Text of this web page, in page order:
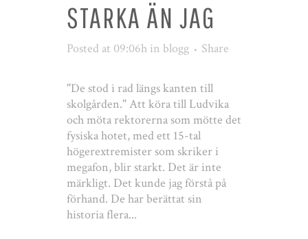
STARKA ÄN JAG
Posted at 09:06h in blogg Share
"De stod i rad längs kanten till
skolgården." Att köra till Ludvika
och möta rektorerna som mötte det
fysiska hotet, med ett 15-tal
högerextremister som skriker i
megafon, blir starkt. Det är inte
märkligt. Det kunde jag förstå på
förhand. De har berättat sin
historia flera...